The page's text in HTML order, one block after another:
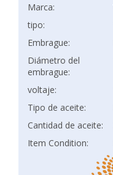
Marca:
tipo:
Embrague:
Diámetro del
embrague:
voltaje:
Tipo de aceite:
Cantidad de aceite:
Item Condition: